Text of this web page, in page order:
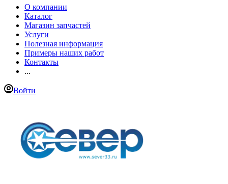
О компании
Каталог
Магазин запчастей
Услуги
Полезная информация
Примеры наших работ
Контакты
...
Войти